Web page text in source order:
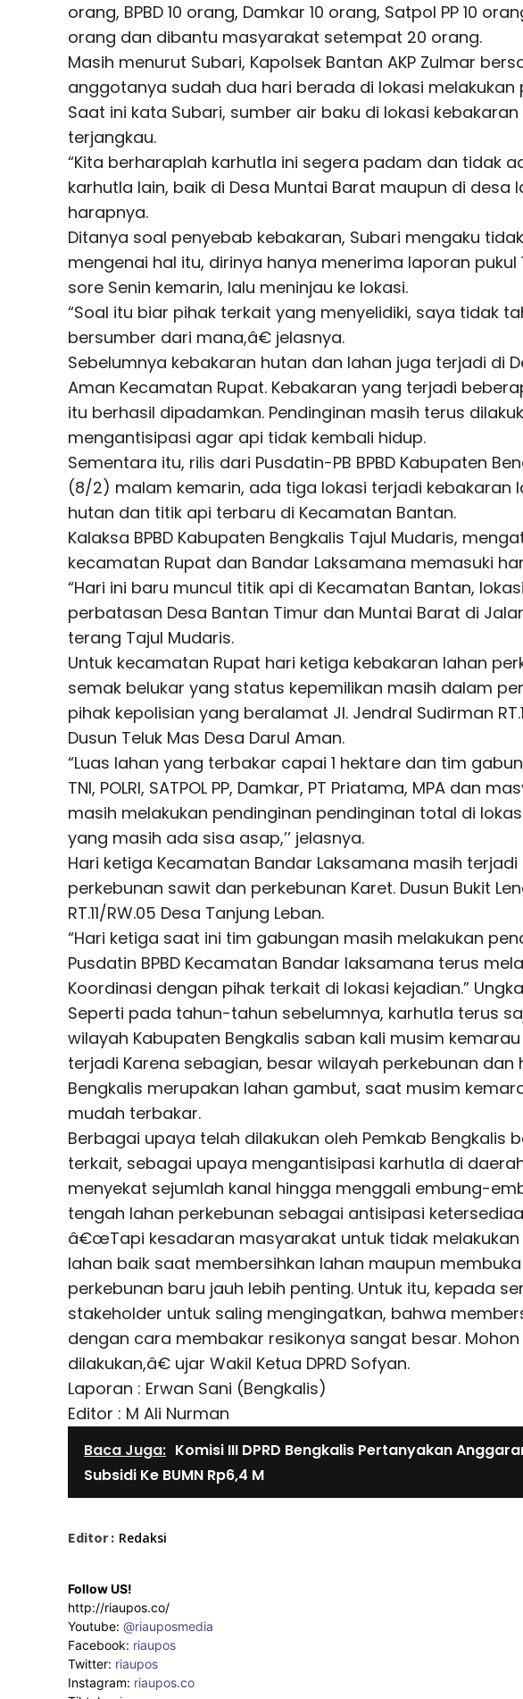
orang, BPBD 10 orang, Damkar 10 orang, Satpol PP 10
orang dan dibantu masyarakat setempat 20 orang.
Masih menurut Subari, Kapolsek Bantan AKP Zulmar
anggotanya sudah dua hari berada di lokasi melakukan
Saat ini kata Subari, sumber air baku di lokasi
terjangkau.
“Kita berharaplah karhutla ini segera padam dan tidak
karhutla lain, baik di Desa Muntai Barat maupun di desa
harapnya.
Ditanya soal penyebab kebakaran, Subari mengaku
mengenai hal itu, dirinya hanya menerima laporan pukul
sore Senin kemarin, lalu meninjau ke lokasi.
“Soal itu biar pihak terkait yang menyelidiki, saya tidak
bersumber dari mana,â€ jelasnya.
Sebelumnya kebakaran hutan dan lahan juga terjadi di
Aman Kecamatan Rupat. Kebakaran yang terjadi
itu berhasil dipadamkan. Pendinginan masih terus
mengantisipasi agar api tidak kembali hidup.
Sementara itu, rilis dari Pusdatin-PB BPBD Kabupaten
(8/2) malam kemarin, ada tiga lokasi terjadi kebakaran
hutan dan titik api terbaru di Kecamatan Bantan.
Kalaksa BPBD Kabupaten Bengkalis Tajul Mudaris,
kecamatan Rupat dan Bandar Laksamana memasuki
“Hari ini baru muncul titik api di Kecamatan Bantan,
perbatasan Desa Bantan Timur dan Muntai Barat di
terang Tajul Mudaris.
Untuk kecamatan Rupat hari ketiga kebakaran lahan
semak belukar yang status kepemilikan masih dalam
pihak kepolisian yang beralamat Jl. Jendral Sudirman
Dusun Teluk Mas Desa Darul Aman.
“Luas lahan yang terbakar capai 1 hektare dan tim
TNI, POLRI, SATPOL PP, Damkar, PT Priatama, MPA dan
masih melakukan pendinginan pendinginan total di
yang masih ada sisa asap,’’ jelasnya.
Hari ketiga Kecamatan Bandar Laksamana masih
perkebunan sawit dan perkebunan Karet. Dusun Bukit
RT.11/RW.05 Desa Tanjung Leban.
“Hari ketiga saat ini tim gabungan masih melakukan
Pusdatin BPBD Kecamatan Bandar laksamana terus
Koordinasi dengan pihak terkait di lokasi kejadian.”
Seperti pada tahun-tahun sebelumnya, karhutla terus
wilayah Kabupaten Bengkalis saban kali musim
terjadi Karena sebagian, besar wilayah perkebunan dan
Bengkalis merupakan lahan gambut, saat musim
mudah terbakar.
Berbagai upaya telah dilakukan oleh Pemkab Bengkalis
terkait, sebagai upaya mengantisipasi karhutla di
menyekat sejumlah kanal hingga menggali embung-
tengah lahan perkebunan sebagai antisipasi
â€œTapi kesadaran masyarakat untuk tidak
lahan baik saat membersihkan lahan maupun
perkebunan baru jauh lebih penting. Untuk itu, kepada
stakeholder untuk saling mengingatkan, bahwa
dengan cara membakar resikonya sangat besar.
dilakukan,â€ ujar Wakil Ketua DPRD Sofyan.
Laporan : Erwan Sani (Bengkalis)
Editor : M Ali Nurman
Baca Juga: Komisi III DPRD Bengkalis Pertanyakan
Subsidi Ke BUMN Rp6,4 M
Editor : Redaksi
Follow US!
http://riaupos.co/
Youtube: @riauposmedia
Facebook: riaupos
Twitter: riaupos
Instagram: riaupos.co